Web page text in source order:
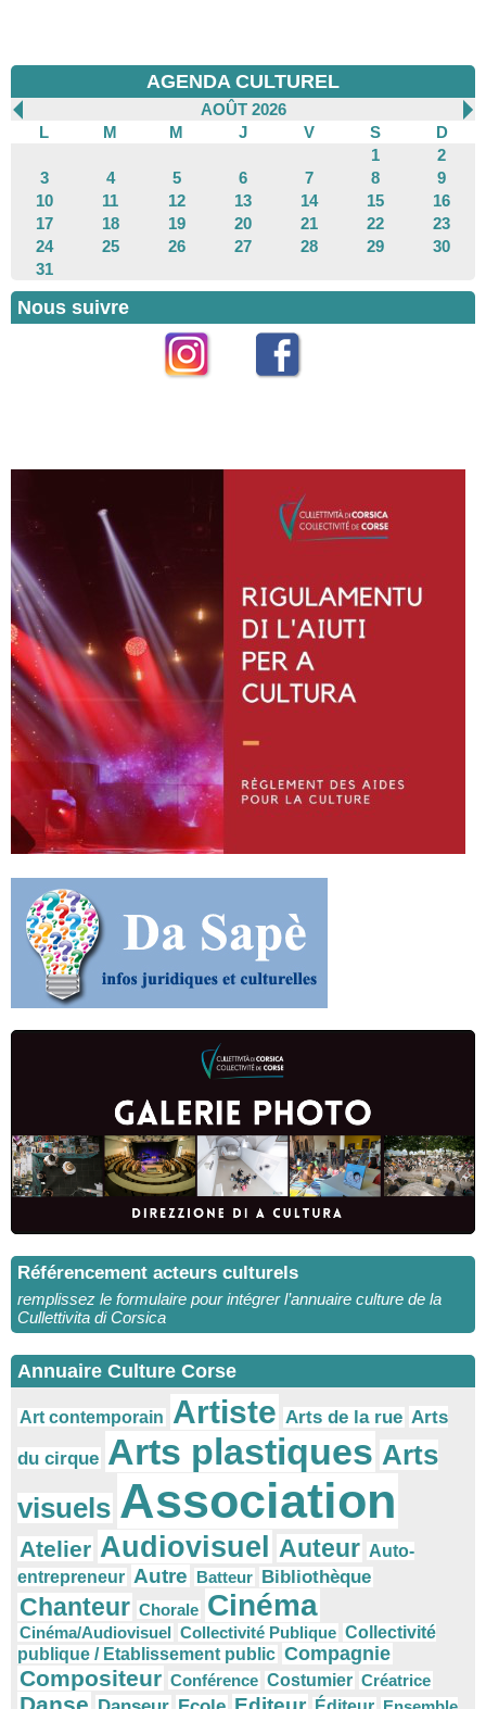
AGENDA CULTUREL
AOÛT 2026
L
M M J V S
D
1
2
3
4 5 6 7 8
9
10
11 12 13 14 15
16
17
18 19 20 21 22
23
24
25 26 27 28 29
30
31
Nous suivre
Référencement acteurs culturels
remplissez le formulaire pour intégrer l’annuaire culture de la
Cullettivita di Corsica
Annuaire Culture Corse
Art contemporain Artiste Arts de la rue Arts
du cirque Arts plastiques Arts
visuels Association
Atelier Audiovisuel Auteur Auto-
entrepreneur Autre Batteur Bibliothèque
Chanteur Chorale Cinéma
Cinéma/Audiovisuel Collectivité Publique Collectivité
publique / Etablissement public Compagnie
Compositeur Conférence Costumier Créatrice